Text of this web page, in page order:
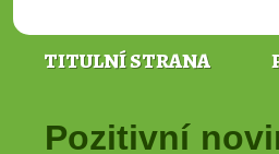
TITULNÍ STRANA
Pozitivní